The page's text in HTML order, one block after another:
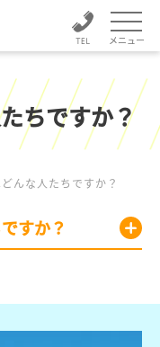
メニュー
ちですか？
んな人たちですか？
すか？